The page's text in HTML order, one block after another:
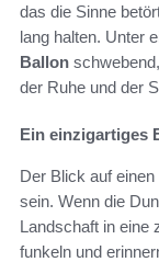
das die Sinne
lang halten. Unter
Ballon
der Ruhe und der
Ein einzigartiges
Der Blick auf
sein. Wenn die
Landschaft in eine
funkeln und